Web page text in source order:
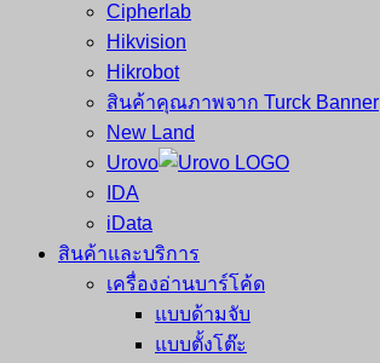
Cipherlab
Hikvision
Hikrobot
สินค้าคุณภาพจาก Turck Banner
New Land
Urovo
IDA
iData
สินค้าและบริการ
เครื่องอ่านบาร์โค้ด
แบบด้ามจับ
แบบตั้งโต๊ะ